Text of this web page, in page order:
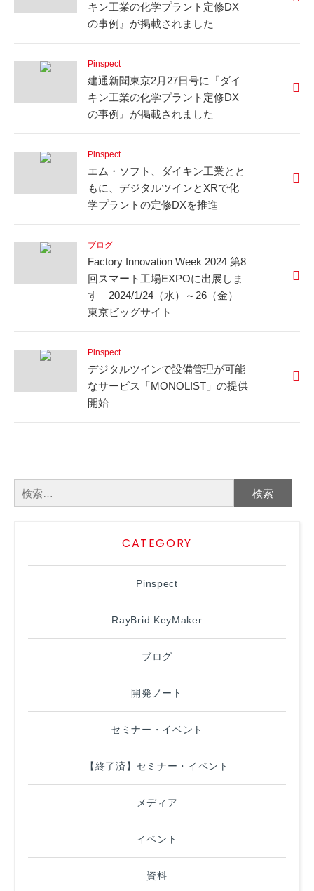
キン⼯業の化学プラント定修DX
の事例』が掲載されました
Pinspect
建通新聞東京2月27日号に『ダイ
キン⼯業の化学プラント定修DX
の事例』が掲載されました
Pinspect
エム・ソフト、ダイキン⼯業とと
もに、デジタルツインとXRで化
学プラントの定修DXを推進
ブログ
Factory Innovation Week 2024 第8
回スマート工場EXPOに出展しま
す 2024/1/24（水）～26（金）
東京ビッグサイト
Pinspect
デジタルツインで設備管理が可能
なサービス「MONOLIST」の提供
開始
CATEGORY
Pinspect
RayBrid KeyMaker
ブログ
開発ノート
セミナー・イベント
【終了済】セミナー・イベント
メディア
イベント
資料